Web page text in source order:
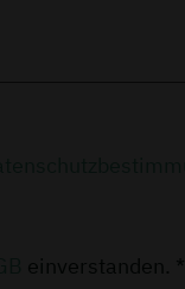
einverstanden. *